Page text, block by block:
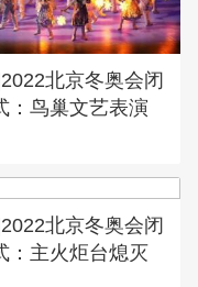
北京冬奥会闭
：鸟巢文艺表演
北京冬奥会闭
：主火炬台熄灭